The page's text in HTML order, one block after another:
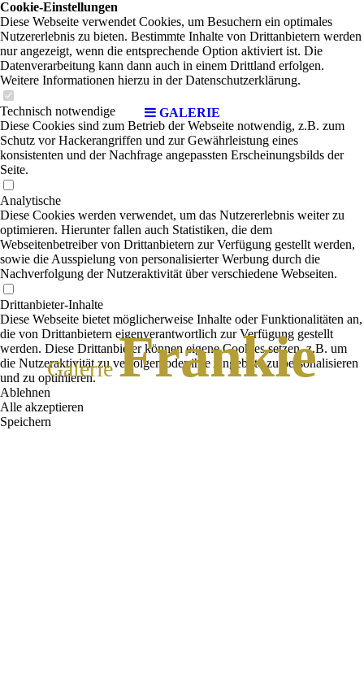
GALERIE
GalerieFrankie
Cookie-Einstellungen
Diese Webseite verwendet Cookies, um Besuchern ein optimales
Nutzererlebnis zu bieten. Bestimmte Inhalte von Drittanbietern werden
nur angezeigt, wenn die entsprechende Option aktiviert ist. Die
Datenverarbeitung kann dann auch in einem Drittland erfolgen.
Weitere Informationen hierzu in der Datenschutzerklärung.
Technisch notwendige
Diese Cookies sind zum Betrieb der Webseite notwendig, z.B. zum
Schutz vor Hackerangriffen und zur Gewährleistung eines
konsistenten und der Nachfrage angepassten Erscheinungsbilds der
Seite.
Analytische
Diese Cookies werden verwendet, um das Nutzererlebnis weiter zu
optimieren. Hierunter fallen auch Statistiken, die dem
Webseitenbetreiber von Drittanbietern zur Verfügung gestellt werden,
sowie die Ausspielung von personalisierter Werbung durch die
Nachverfolgung der Nutzeraktivität über verschiedene Webseiten.
Drittanbieter-Inhalte
Diese Webseite bietet möglicherweise Inhalte oder Funktionalitäten an,
die von Drittanbietern eigenverantwortlich zur Verfügung gestellt
werden. Diese Drittanbieter können eigene Cookies setzen, z.B. um
die Nutzeraktivität zu verfolgen oder ihre Angebote zu personalisieren
und zu optimieren.
Ablehnen
Alle akzeptieren
Speichern